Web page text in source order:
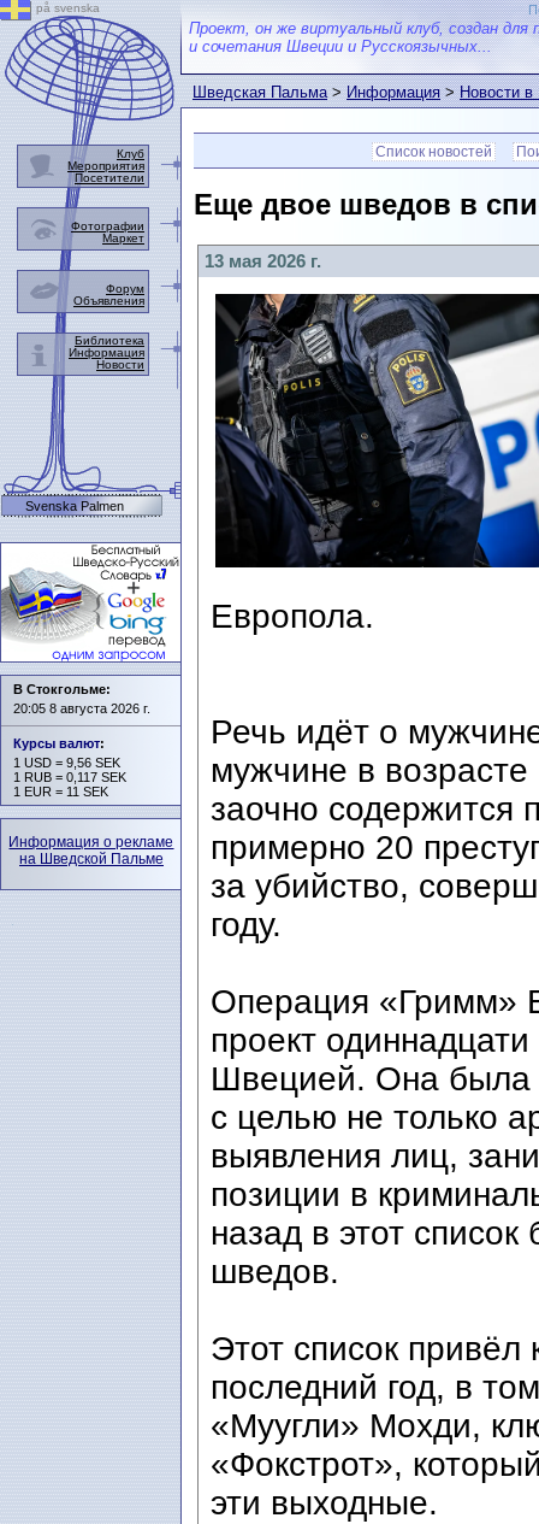
Проект, он же виртуальный клуб, создан для
и сочетания Швеции и Русскоязычных...
Шведская Пальма>Информация>Новости
Список новостей
Еще двое шведов в
13 мая 2026 г.
Европола.
Речь идёт о
мужчине в
заочно содержится
примерно 20
за убийство,
году.
Операция «Гримм»
проект
Швецией. Она была
с целью не только
выявления лиц,
позиции в
назад в этот
шведов.
Этот список привёл
последний год, в
«Муугли» Мохди,
«Фокстрот»,
эти выходные.
på svenska
Клуб
Мероприятия
Посетители
Фотографии
Маркет
Форум
Объявления
Библиотека
Информация
Новости
Svenska Palmen
В Стокгольме:
20:05 8 августа 2026 г.
Курсы валют:
1 USD = 9,56 SEK
1 RUB = 0,117 SEK
1 EUR = 11 SEK
Информация о рекламе
на Шведской Пальме